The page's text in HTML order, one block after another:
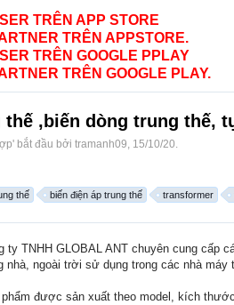
TRÊN APP STORE
TRÊN APPSTORE.
TRÊN GOOGLE PPLAY
TRÊN GOOGLE PLAY.
thế ,biến dòng trung thế,
' bắt đầu bởi tramanh09, 15/10/20.
thế biến điện áp trung thế transformer
ty TNHH GLOBAL ANT chuyên cung cấp
nhà, ngoài trời sử dụng trong các nhà
được sản xuất theo model, kích